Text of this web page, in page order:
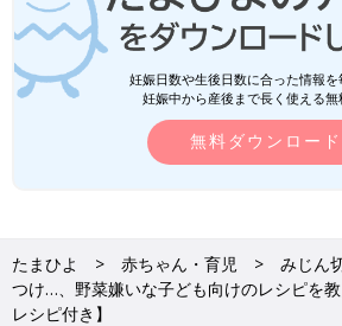
妊娠日数や生後日数に合った情報を
妊娠中から産後まで長く使える無
無料ダウンロード
たまひよ 赤ちゃん・育児
みじん
つけ…、野菜嫌いな子ども向けのレシピを
レシピ付き】